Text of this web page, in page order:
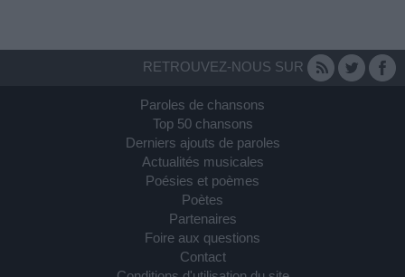
RETROUVEZ-NOUS SUR
Paroles de chansons
Top 50 chansons
Derniers ajouts de paroles
Actualités musicales
Poésies et poèmes
Poètes
Partenaires
Foire aux questions
Contact